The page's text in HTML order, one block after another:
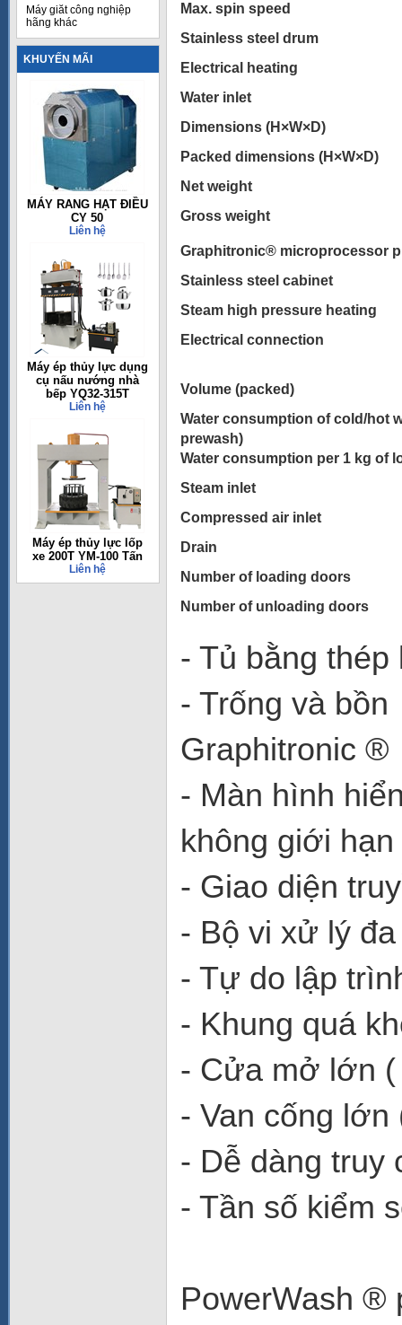
Máy giăt công nghiệp
hãng khác
KHUYẾN MÃI
MÁY RANG HẠT ĐIỀU
CY 50
Liên hệ
Máy ép thủy lực dụng
cụ nấu nướng nhà
bếp YQ32-315T
Liên hệ
Máy ép thủy lực lốp
xe 200T YM-100 Tấn
Liên hệ
Max. spin speed
Stainless steel drum
Electrical heating
Water inlet
Dimensions (H×W×D)
Packed dimensions (H×W×D)
Net weight
Gross weight
Graphitronic® microprocessor
Stainless steel cabinet
Steam high pressure heating
Electrical connection
Volume (packed)
Water consumption of cold/hot
prewash)
Water consumption per 1 kg of
Steam inlet
Compressed air inlet
Drain
Number of loading doors
Number of unloading doors
- Tủ bằng
- Trống và
Graphitronic ®
- Màn hình
không giới hạn
- Giao diện
- Bộ vi xử lý
- Tự do lập
- Khung quá
- Cửa mở lớn (
- Van cống
- Dễ dàng truy
- Tần số kiểm
PowerWash ®